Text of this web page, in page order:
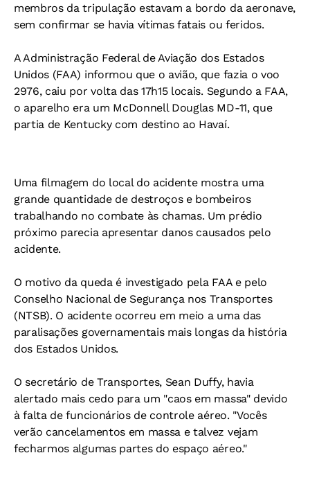
membros da tripulação estavam a bordo da aeronave,
sem confirmar se havia vítimas fatais ou feridos.
A Administração Federal de Aviação dos Estados
Unidos (FAA) informou que o avião, que fazia o voo
2976, caiu por volta das 17h15 locais. Segundo a FAA,
o aparelho era um McDonnell Douglas MD-11, que
partia de Kentucky com destino ao Havaí.
Uma filmagem do local do acidente mostra uma
grande quantidade de destroços e bombeiros
trabalhando no combate às chamas. Um prédio
próximo parecia apresentar danos causados pelo
acidente.
O motivo da queda é investigado pela FAA e pelo
Conselho Nacional de Segurança nos Transportes
(NTSB). O acidente ocorreu em meio a uma das
paralisações governamentais mais longas da história
dos Estados Unidos.
O secretário de Transportes, Sean Duffy, havia
alertado mais cedo para um "caos em massa" devido
à falta de funcionários de controle aéreo. "Vocês
verão cancelamentos em massa e talvez vejam
fecharmos algumas partes do espaço aéreo."